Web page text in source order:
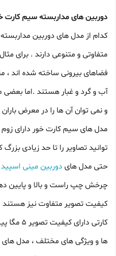
دوربین های مداربسته سیم کارت
کدام از مدل های دوربین
متفاوتی و متنوعی دارند . برای
فضاهای بیرونی ساخته شده اند
آب و گرد و غبار هستند .اما بعضی
و نمی توان آن ها را در معرض
توانید تصاویر را تا حد زیادی
حتی مدل های دوربین مینی
چرخش چپ راست و بالا و پایین
کیفیت تصویر متفاوت نیز
کارتی
ها و ویژگی های مختلف ، مدل